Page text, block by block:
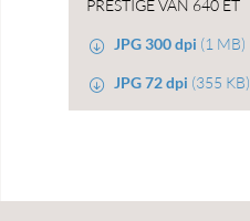
PRESTIGE VAN 640 ET
JPG 300 dpi (1 MB)
JPG 72 dpi (355 KB)